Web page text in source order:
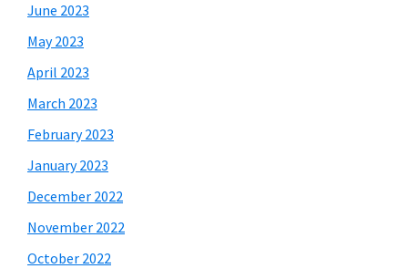
June 2023
May 2023
April 2023
March 2023
February 2023
January 2023
December 2022
November 2022
October 2022